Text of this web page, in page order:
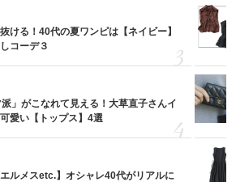
ける！40代の夏ワンピは【ネイビー】
コーデ３
」がこなれて見える！大草直子さんイ
愛い【トップス】4選
エルメスetc.】オシャレ40代がリアルに